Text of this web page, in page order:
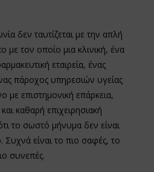
δεν ταυτίζεται με την απλή
τον οποίο μια κλινική, ένα
εταιρεία, ένας
πάροχος υπηρεσιών υγείας
με επιστημονική επάρκεια,
καθαρή επιχειρησιακή
το σωστό μήνυμα δεν είναι
είναι το πιο σαφές, το
συνεπές.